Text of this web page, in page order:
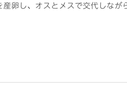
卵し、オスとメスで交代しなが